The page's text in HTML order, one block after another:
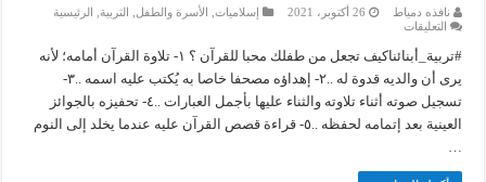
نافذه دمياط 26 أكتوبر، 2021 إسلاميات, الأسرة والطفل التربية
الرئيسية
التعليقاتعلى
تجعل
طفلك
للقرآن
#تربية_أبنائناكيف تجعل من طفلك محبا للقرآن ؟ ١- تلاوة القرآن أمامه؛ لأنه
يرى أن والديه قدوة له ..٢- إهداؤه مصحفا خاصا به يُكتب عليه اسمه ..٣-
تسجيل صوته أثناء تلاوته والثناء عليها بأجمل العبارات ..٤- تحفيزه بالجوائز
العينية بعد إتمامه لحفظه ..٥- قراءة قصص القرآن عليه عندما يخلد إلى النوم
…